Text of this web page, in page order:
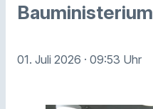
Bauministerium
01. Juli 2026 · 09:53 Uhr